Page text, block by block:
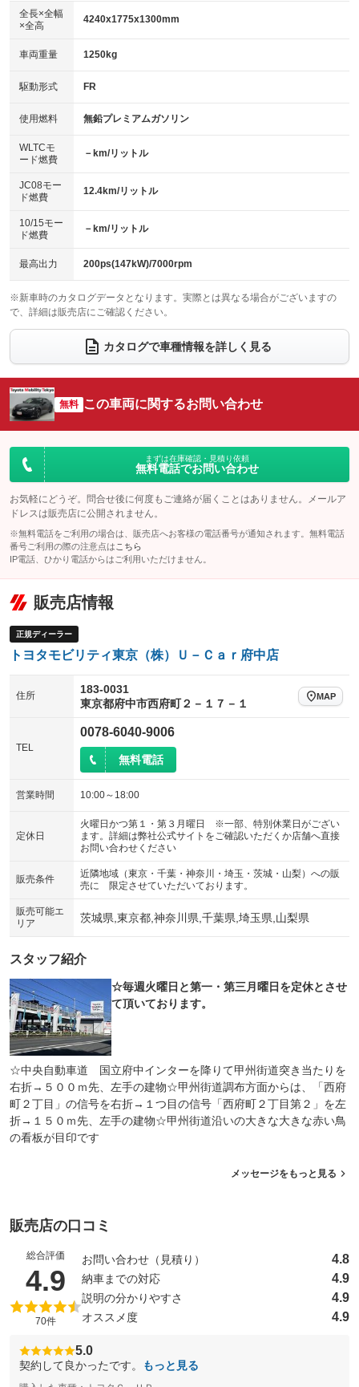
：装備なし
パワーウィンドウ
アイドリングストップ
：装備なし
USB入力端子
：装備なし
100V電源
：装備なし
センターデフロック
：装備なし
電動格納ミラー
：装備あり
アルミホイール：17インチ
：装備あり
HID(キセノンライト)
バックカメラ
エアロ
：装備なし
ローダウン
：装備なし
ベンチシート
：装備なし
チップアップシート
：装備なし
電動格納サードシート
：装備なし シートヒーター
：装備あり
ウォークスルー
電動リアゲート フロントカメラ
：装備なし
シートエアコン
：装備なし 全周囲カメラ
：装備なし
サイドカメラ
：装備なし ルーフレール
：装備なし
エアサスペンション ヘッドライトウォッシャー
全長×全幅
×全高
4240x1775x1300mm
車両重量 1250kg
駆動形式 FR
使用燃料 無鉛プレミアムガソリン
WLTCモ
ード燃費
－km/リットル
JC08モー
ド燃費
12.4km/リットル
10/15モー
ド燃費
－km/リットル
最高出力 200ps(147kW)/7000rpm
※新車時のカタログデータとなります。実際とは異なる場合がございますの
で、詳細は販売店にご確認ください。
カタログで車種情報を詳しく見る
無料 この車両に関するお問い合わせ
まずは在庫確認・見積り依頼
無料電話でお問い合わせ
お気軽にどうぞ。問合せ後に何度もご連絡が届くことはありません。メールア
ドレスは販売店に公開されません。
※無料電話をご利用の場合は、販売店へお客様の電話番号が通知されます。無料電話
番号ご利用の際の注意点は こちら
IP電話、ひかり電話からはご利用いただけません。
販売店情報
正規ディーラー
トヨタモビリティ東京（株）Ｕ－Ｃａｒ府中店
住所
183-0031
東京都府中市西府町２－１７－１
MAP
TEL
0078-6040-9006
無料電話
営業時間 10:00～18:00
定休日
火曜日かつ第１・第３月曜日 ※一部、特別休業日がござい
ます。詳細は弊社公式サイトをご確認いただくか店舗へ直接
お問い合わせください
販売条件
近隣地域（東京・千葉・神奈川・埼玉・茨城・山梨）への販
売に 限定させていただいております。
販売可能エ
リア
茨城県,東京都,神奈川県,千葉県,埼玉県,山梨県
スタッフ紹介
☆毎週火曜日と第一・第三月曜日を定休とさせ
て頂いております。
☆中央自動車道 国立府中インターを降りて甲州街道突き当たりを
右折→５００ｍ先、左手の建物☆甲州街道調布方面からは、「西府
町２丁目」の信号を右折→１つ目の信号「西府町２丁目第２」を左
折→１５０ｍ先、左手の建物☆甲州街道沿いの大きな大きな赤い鳥
の看板が目印です
メッセージをもっと見る
販売店の口コミ
総合評価
4.9 （5点満点中）
70件
お問い合わせ（見積り） 4.8
納車までの対応 4.9
説明の分かりやすさ 4.9
オススメ度 4.9
5.0
契約して良かったです。 もっと見る